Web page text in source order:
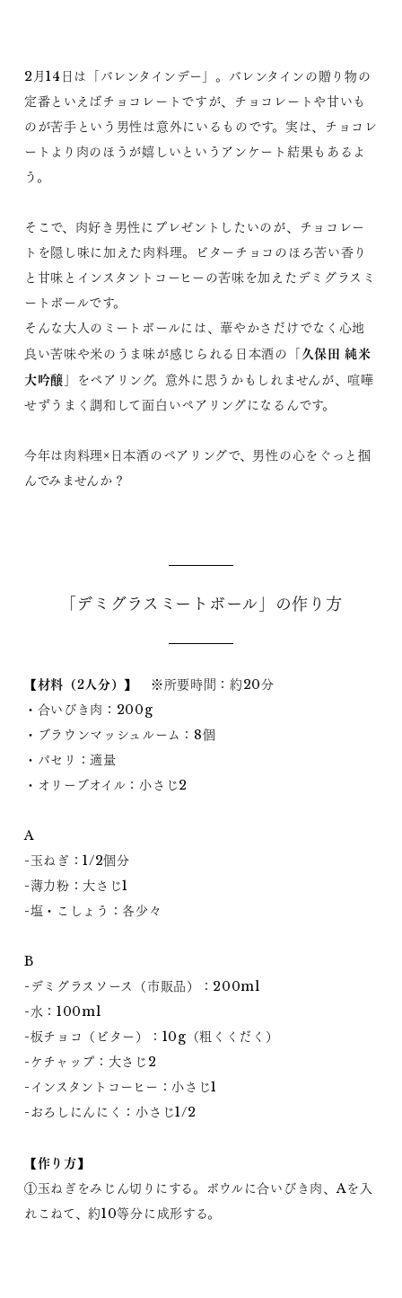
2月14日は「バレンタインデー」。バレンタインの贈り物の
定番といえばチョコレートですが、チョコレートや甘いも
のが苦手という男性は意外にいるものです。実は、チョコレ
ートより肉のほうが嬉しいというアンケート結果もあるよ
う。
そこで、肉好き男性にプレゼントしたいのが、チョコレー
トを隠し味に加えた肉料理。ビターチョコのほろ苦い香り
と甘味とインスタントコーヒーの苦味を加えたデミグラスミ
ートボールです。
そんな大人のミートボールには、華やかさだけでなく心地
良い苦味や米のうま味が感じられる日本酒の「久保田 純米
大吟醸 」をペアリング。意外に思うかもしれませんが、喧嘩
せずうまく調和して面白いペアリングになるんです。
今年は肉料理×日本酒のペアリングで、男性の心をぐっと掴
んでみませんか？
「デミグラスミートボール」の作り方
【材料（2人分）】
※所要時間：約20分
・合いびき肉：200g
・ブラウンマッシュルーム：8個
・パセリ：適量
・オリーブオイル：小さじ2
A
-玉ねぎ：1/2個分
-薄力粉：大さじ1
-塩・こしょう：各少々
B
-デミグラスソース（市販品）：200ml
-水：100ml
-板チョコ（ビター）：10g（粗くくだく）
-ケチャップ：大さじ2
-インスタントコーヒー：小さじ1
-おろしにんにく：小さじ1/2
【作り方】
①玉ねぎをみじん切りにする。ボウルに合いびき肉、Aを入
れこねて、約10等分に成形する。